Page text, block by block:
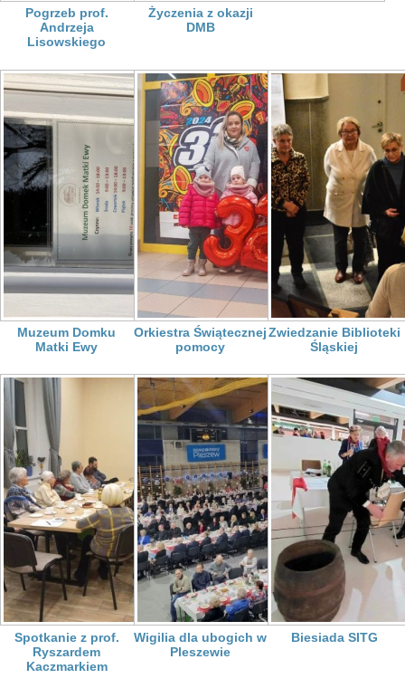
Pogrzeb prof.
Andrzeja
Lisowskiego
Życzenia z okazji
DMB
Muzeum Domku
Matki Ewy
Orkiestra Świątecznej
pomocy
Zwiedzanie Biblioteki
Śląskiej
Spotkanie z prof.
Ryszardem
Kaczmarkiem
Wigilia dla ubogich w
Pleszewie
Biesiada SITG